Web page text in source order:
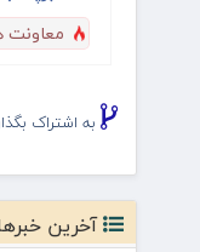
معاونت
به اشتراک
آخرین